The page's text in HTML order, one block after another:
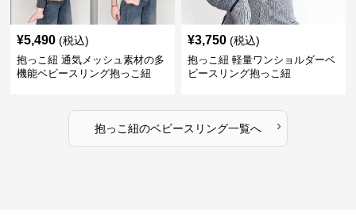
¥5,490 (税込)
抱っこ紐 通気メッシュ素材の多
機能ベビースリング抱っこ紐
¥3,750 (税込)
抱っこ紐 軽量ワンショルダーベ
ビースリング抱っこ紐
抱っこ紐のベビースリング一覧へ ›